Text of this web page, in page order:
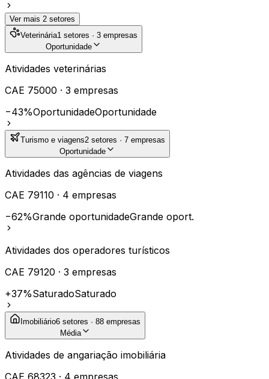
Ver mais 2 setores
Veterinária1 setores · 3 empresas
Oportunidade
Atividades veterinárias
CAE 75000 · 3 empresas
−43%OportunidadeOportunidade
Turismo e viagens2 setores · 7 empresas
Oportunidade
Atividades das agências de viagens
CAE 79110 · 4 empresas
−62%Grande oportunidadeGrande oport.
Atividades dos operadores turísticos
CAE 79120 · 3 empresas
+37%SaturadoSaturado
Imobiliário6 setores · 88 empresas
Média
Atividades de angariação imobiliária
CAE 68323 · 4 empresas